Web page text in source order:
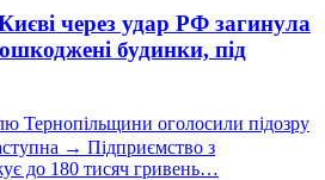
через удар РФ загинула
будинки, під
Тернопільщини оголосили підозру
→ Підприємство з
до 180 тисяч гривень…